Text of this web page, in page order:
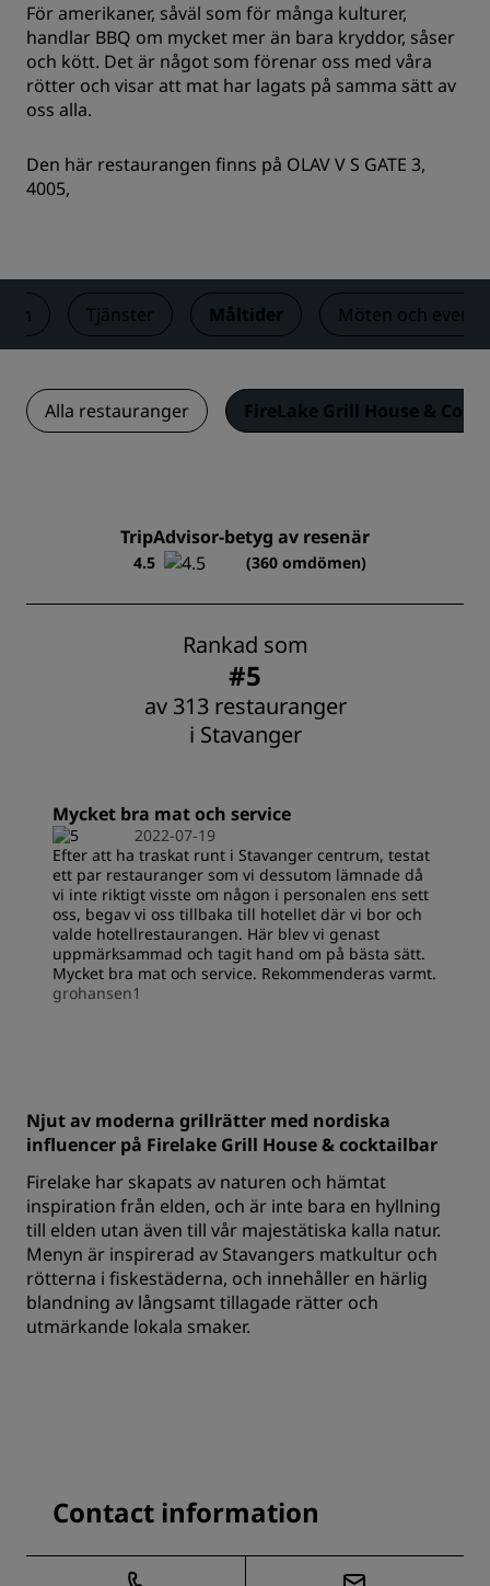
För amerikaner, såväl som för många kulturer,
handlar BBQ om mycket mer än bara kryddor, såser
och kött. Det är något som förenar oss med våra
rötter och visar att mat har lagats på samma sätt av
oss alla.
Den här restaurangen finns på OLAV V S GATE 3,
4005,
Tjänster Måltider Möten och
Alla restauranger FireLake Grill House &
TripAdvisor-betyg av resenär
4.5 (360 omdömen)
Rankad som
#5
av 313 restauranger
i Stavanger
Mycket bra mat och service
2022-07-19
Efter att ha traskat runt i Stavanger centrum, testat
ett par restauranger som vi dessutom lämnade då
vi inte riktigt visste om någon i personalen ens sett
oss, begav vi oss tillbaka till hotellet där vi bor och
valde hotellrestaurangen. Här blev vi genast
uppmärksammad och tagit hand om på bästa sätt.
Mycket bra mat och service. Rekommenderas varmt.
grohansen1
Njut av moderna grillrätter med nordiska
influencer på Firelake Grill House & cocktailbar
Firelake har skapats av naturen och hämtat
inspiration från elden, och är inte bara en hyllning
till elden utan även till vår majestätiska kalla natur.
Menyn är inspirerad av Stavangers matkultur och
rötterna i fiskestäderna, och innehåller en härlig
blandning av långsamt tillagade rätter och
utmärkande lokala smaker.
Contact information